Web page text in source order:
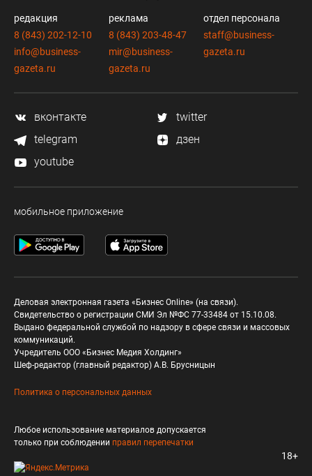
редакция
8 (843) 202-12-10
info@business-
gazeta.ru
реклама
8 (843) 203-48-47
mir@business-
gazeta.ru
отдел персонала
staff@business-
gazeta.ru
вконтакте
twitter
telegram
дзен
youtube
мобильное приложение
Деловая электронная газета «Бизнес Online» (на связи).
Свидетельство о регистрации СМИ Эл №ФС 77-33484 от 15.10.08.
Выдано федеральной службой по надзору в сфере связи и массовых
коммуникаций.
Учредитель ООО «Бизнес Медия Холдинг»
Шеф-редактор (главный редактор) А.В. Брусницын
Политика о персональных данных
Любое использование материалов допускается
только при соблюдении правил перепечатки
18+